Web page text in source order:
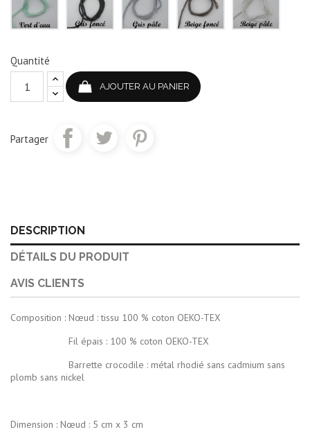
Quantité
AJOUTER AU PANIER
Partager
DESCRIPTION
DÉTAILS DU PRODUIT
AVIS CLIENTS
Composition : Nœud : tissu 100 % coton OEKO-TEX
Fil épais : 100 % coton OEKO-TEX
Barrette crocodile : métal rhodié sans cadmium sans
plomb sans nickel
Dimension : Nœud : 5 cm x 3 cm